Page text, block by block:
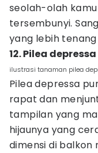
seolah-olah
tersembunyi.
yang lebih
12. Pilea depressa
ilustrasi tanaman pilea
Pilea depressa
rapat dan
tampilan yang
hijaunya yang
dimensi di balkon